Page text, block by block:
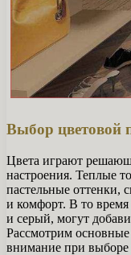
Выбор цветовой
Цвета играют
настроения. Теплые
пастельные оттенки,
и комфорт. В то время
и серый, могут
Рассмотрим основные
внимание при